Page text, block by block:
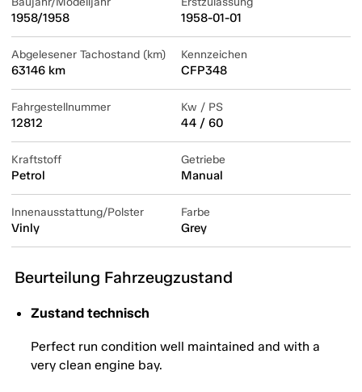
1958/1958 1958-01-01
Abgelesener Tachostand (km)
63146 km
Kennzeichen
CFP348
Fahrgestellnummer
12812
Kw / PS
44 / 60
Kraftstoff
Petrol
Getriebe
Manual
Innenausstattung/Polster
Vinly
Farbe
Grey
Beurteilung Fahrzeugzustand
Zustand technisch
Perfect run condition well maintained and with a
very clean engine bay.